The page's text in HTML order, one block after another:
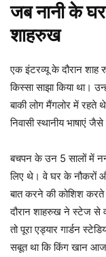
जब नानी के
शाहरुख
एक इंटरव्यू के दौरान
किस्सा साझा किया था।
बाकी लोग मैंगलोर में रहते
निवासी स्थानीय
बचपन के उन 5 सालों में
लिए थे। वे घर के नौकरों
बात करने की कोशिश
दौरान शाहरुख ने स्टेज से
तो पूरा एड्यार गार्डन
सबूत था कि किंग खान